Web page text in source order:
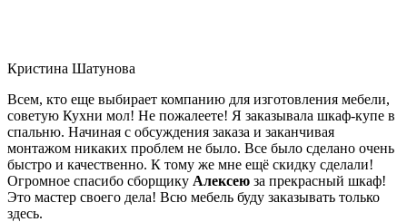
Кристина Шатунова
Всем, кто еще выбирает компанию для изготовления мебели,
советую Кухни мол! Не пожалеете! Я заказывала шкаф-купе в
спальню. Начиная с обсуждения заказа и заканчивая
монтажом никаких проблем не было. Все было сделано очень
быстро и качественно. К тому же мне ещё скидку сделали!
Огромное спасибо сборщику Алексею за прекрасный шкаф!
Это мастер своего дела! Всю мебель буду заказывать только
здесь.